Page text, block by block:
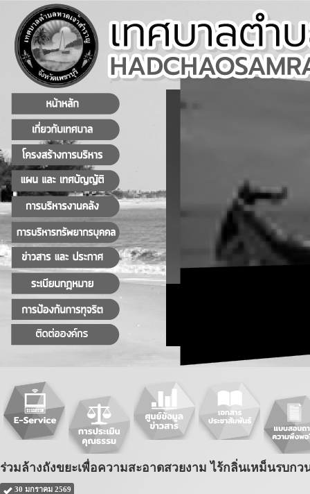
ร่วมล้างถังขยะเพื่อความสะอาดสวยงาม ไร้กลิ่นเหม็นรบก
30 มกราคม 2569